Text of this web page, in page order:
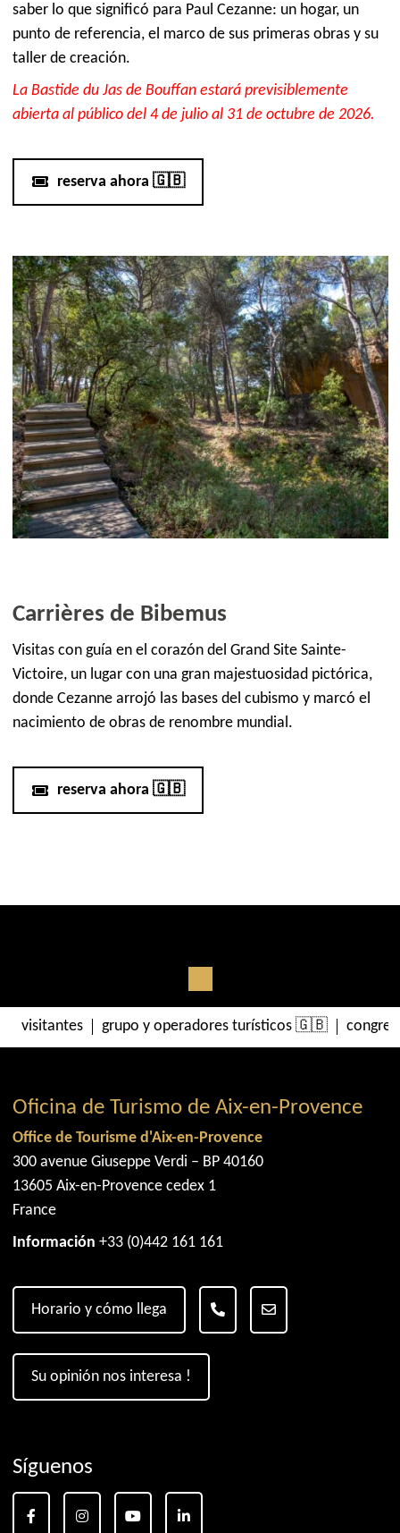
saber lo que significó para Paul Cezanne: un hogar, un
punto de referencia, el marco de sus primeras obras y su
taller de creación.
La Bastide du Jas de Bouffan estará previsiblemente
abierta al público del 4 de julio al 31 de octubre de 2026.
reserva ahora 🇬🇧
Carrières de Bibemus
Visitas con guía en el corazón del Grand Site Sainte-
Victoire, un lugar con una gran majestuosidad pictórica,
donde Cezanne arrojó las bases del cubismo y marcó el
nacimiento de obras de renombre mundial.
reserva ahora 🇬🇧
visitantes grupo y operadores turísticos 🇬🇧
Oficina de Turismo de Aix-en-Provence
Office de Tourisme d'Aix-en-Provence
300 avenue Giuseppe Verdi – BP 40160
13605 Aix-en-Provence cedex 1
France
Información +33 (0)442 161 161
Horario y cómo llega
Su opinión nos interesa !
Síguenos